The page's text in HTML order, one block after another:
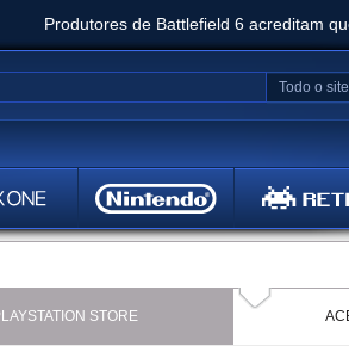
Produtores de Battlefield 6 acreditam
Obscur: Expedition 33 já vendeu 5
Todo o site
STORE